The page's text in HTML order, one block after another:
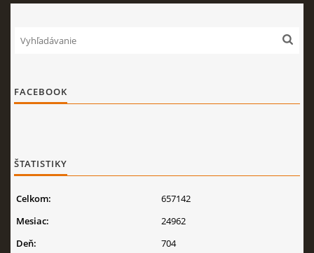
FACEBOOK
ŠTATISTIKY
Celkom:
657142
Mesiac:
24962
Deň:
704